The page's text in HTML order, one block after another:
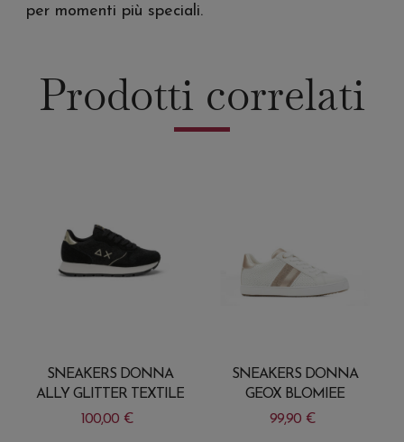
per momenti più speciali.
Prodotti correlati
SNEAKERS DONNA
ALLY GLITTER TEXTILE
100,00 €
SNEAKERS DONNA
GEOX BLOMIEE
99,90 €